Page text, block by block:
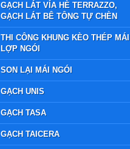
GẠCH LÁT VỈA HÈ TERRAZZO,
GẠCH LÁT BÊ TÔNG TỰ CHÈN
THI CÔNG KHUNG KÈO THÉP MÁI
LỢP NGÓI
SON LẠI MÁI NGÓI
GẠCH UNIS
GẠCH TASA
GẠCH TAICERA